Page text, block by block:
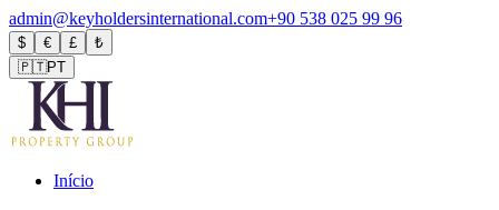
admin@keyholdersinternational.com+90 538 025 99 96
$ € £
₺
🇵🇹PT
Início